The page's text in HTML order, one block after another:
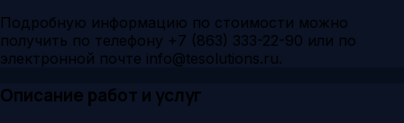
Подробную информацию по стоимости можно
получить по телефону +7 (863) 333-22-90 или по
электронной почте info@tesolutions.ru.
Описание работ и услуг